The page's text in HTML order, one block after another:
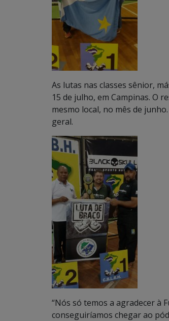
As lutas nas classes sênior,
15 de julho, em Campinas. O
mesmo local, no mês de
geral.
“Nós só temos a agradecer à
conseguiríamos chegar ao